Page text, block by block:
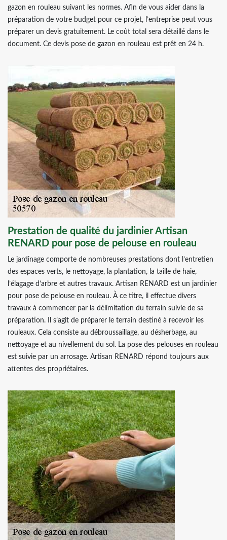
gazon en rouleau suivant les normes. Afin de vous aider dans la
préparation de votre budget pour ce projet, l’entreprise peut vous
préparer un devis gratuitement. Le coût total sera détaillé dans le
document. Ce devis pose de gazon en rouleau est prêt en 24 h.
Prestation de qualité du jardinier Artisan
RENARD pour pose de pelouse en rouleau
Le jardinage comporte de nombreuses prestations dont l’entretien
des espaces verts, le nettoyage, la plantation, la taille de haie,
l’élagage d’arbre et autres travaux. Artisan RENARD est un jardinier
pour pose de pelouse en rouleau. À ce titre, il effectue divers
travaux à commencer par la délimitation du terrain suivie de sa
préparation. Il s’agit de préparer le terrain destiné à recevoir les
rouleaux. Cela consiste au débroussaillage, au désherbage, au
nettoyage et au nivellement du sol. La pose des pelouses en rouleau
est suivie par un arrosage. Artisan RENARD répond toujours aux
attentes des propriétaires.